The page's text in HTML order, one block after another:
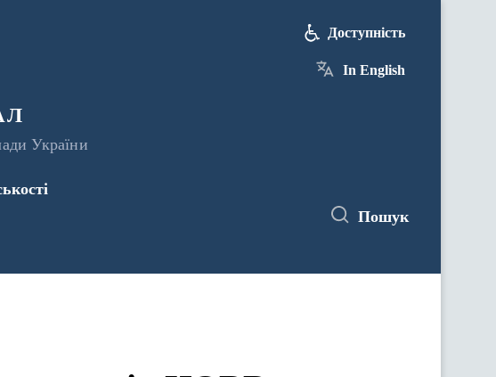
України
Доступність
In English
Пошук
ЦОВВ у засіданнях комітетів Верховної Ради України